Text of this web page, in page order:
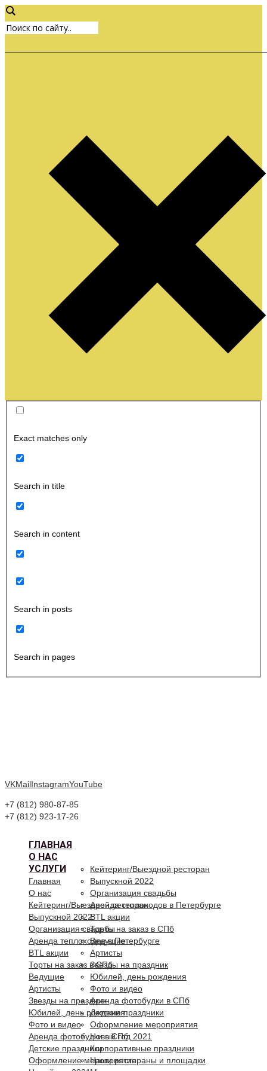
Exact matches only
Search in title
Search in content
Search in posts
Search in pages
VKMailInstagramYouTube
+7 (812) 980-87-85
+7 (812) 923-17-26
ГЛАВНАЯ
О НАС
УСЛУГИ
Кейтеринг/Выездной ресторан
Выпускной 2022
Организация свадьбы
Аренда теплоходов в Петербурге
BTL акции
Торты на заказ в СПб
Ведущие
Артисты
Звезды на праздник
Юбилей, день рождения
Фото и видео
Аренда фотобудки в СПб
Детские праздники
Оформление мероприятия
Новый год 2021
Корпоративные праздники
Наши рестораны и площадки
Главная
О нас
Кейтеринг/Выездной ресторан
Выпускной 2022
Организация свадьбы
Аренда теплоходов в Петербурге
BTL акции
Торты на заказ в СПб
Ведущие
Артисты
Звезды на праздник
Юбилей, день рождения
Фото и видео
Аренда фотобудки в СПб
Детские праздники
Оформление мероприятия